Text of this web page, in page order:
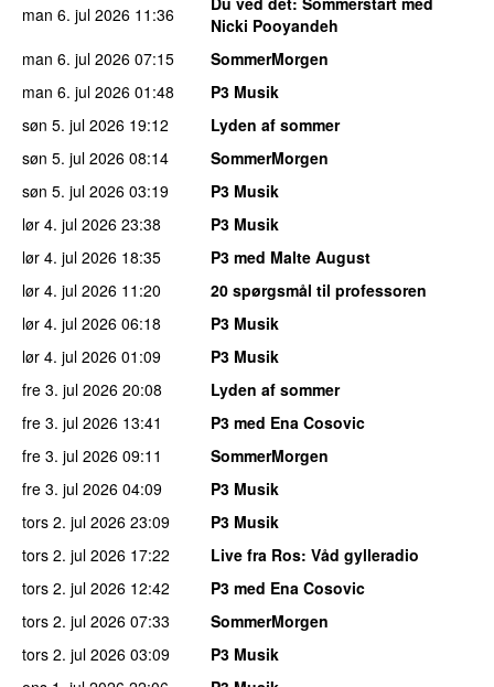
man 6. jul 2026 11:36
Nicki Pooyandeh
man 6. jul 2026 07:15
SommerMorgen
man 6. jul 2026 01:48
P3 Musik
søn 5. jul 2026 19:12
Lyden af sommer
søn 5. jul 2026 08:14
SommerMorgen
søn 5. jul 2026 03:19
P3 Musik
lør 4. jul 2026 23:38
P3 Musik
lør 4. jul 2026 18:35
P3 med Malte August
lør 4. jul 2026 11:20
20 spørgsmål til professoren
lør 4. jul 2026 06:18
P3 Musik
lør 4. jul 2026 01:09
P3 Musik
fre 3. jul 2026 20:08
Lyden af sommer
fre 3. jul 2026 13:41
P3 med Ena Cosovic
fre 3. jul 2026 09:11
SommerMorgen
fre 3. jul 2026 04:09
P3 Musik
tors 2. jul 2026 23:09
P3 Musik
tors 2. jul 2026 17:22 Live fra Ros: Våd gylleradio
tors 2. jul 2026 12:42
P3 med Ena Cosovic
tors 2. jul 2026 07:33
SommerMorgen
tors 2. jul 2026 03:09
P3 Musik